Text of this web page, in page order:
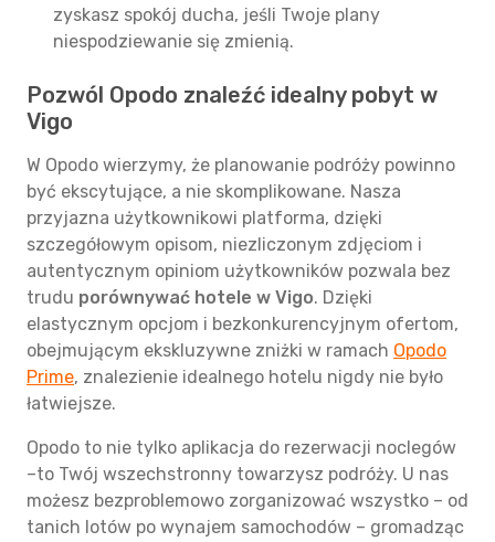
zyskasz spokój ducha, jeśli Twoje plany
niespodziewanie się zmienią.
Pozwól Opodo znaleźć idealny pobyt w
Vigo
W Opodo wierzymy, że planowanie podróży powinno
być ekscytujące, a nie skomplikowane. Nasza
przyjazna użytkownikowi platforma, dzięki
szczegółowym opisom, niezliczonym zdjęciom i
autentycznym opiniom użytkowników pozwala bez
trudu porównywać hotele w Vigo. Dzięki
elastycznym opcjom i bezkonkurencyjnym ofertom,
obejmującym ekskluzywne zniżki w ramach Opodo
Prime, znalezienie idealnego hotelu nigdy nie było
łatwiejsze.
Opodo to nie tylko aplikacja do rezerwacji noclegów
–to Twój wszechstronny towarzysz podróży. U nas
możesz bezproblemowo zorganizować wszystko – od
tanich lotów po wynajem samochodów – gromadząc